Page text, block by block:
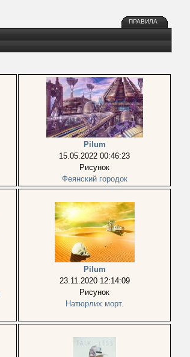
ПРАВИЛА
Pilum
15.05.2022 00:46:23
Рисунок
Феянский городок
Pilum
23.11.2020 12:14:09
Рисунок
Натюрлих морт.